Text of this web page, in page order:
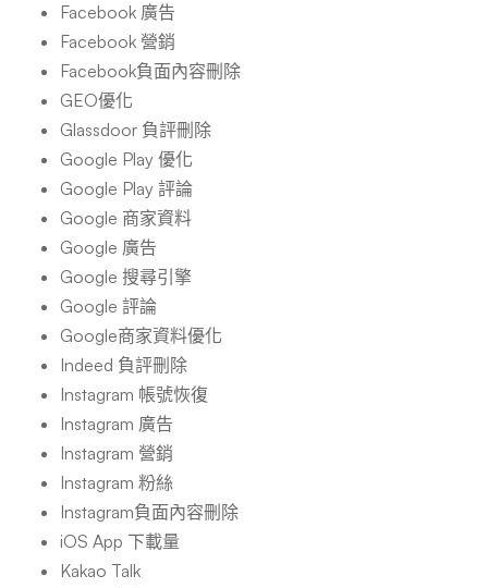
Facebook 廣告
Facebook 營銷
Facebook負面內容刪除
GEO優化
Glassdoor 負評刪除
Google Play 優化
Google Play 評論
Google 商家資料
Google 廣告
Google 搜尋引擎
Google 評論
Google商家資料優化
Indeed 負評刪除
Instagram 帳號恢復
Instagram 廣告
Instagram 營銷
Instagram 粉絲
Instagram負面內容刪除
iOS App 下載量
Kakao Talk